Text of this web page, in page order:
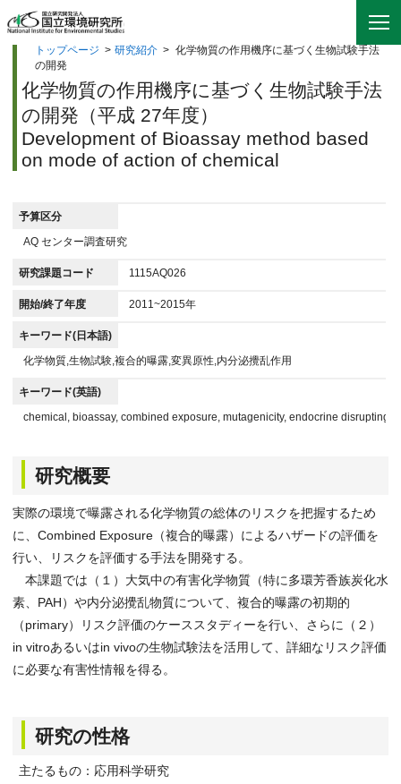
トップページ > 研究紹介 > 化学物質の作用機序に基づく生物試験手法
の開発
化学物質の作用機序に基づく生物試験手法
の開発（平成 27年度）
Development of Bioassay method based
on mode of action of chemical
予算区分
AQ センター調査研究
研究課題コード 1115AQ026
開始/終了年度 2011~2015年
キーワード(日本語)
化学物質,生物試験,複合的曝露,変異原性,内分泌攪乱作用
キーワード(英語)
chemical, bioassay, combined exposure, mutagenicity, endocrine disrupting
研究概要
実際の環境で曝露される化学物質の総体のリスクを把握するため
に、Combined Exposure（複合的曝露）によるハザードの評価を
行い、リスクを評価する手法を開発する。
本課題では（１）大気中の有害化学物質（特に多環芳香族炭化水
素、PAH）や内分泌攪乱物質について、複合的曝露の初期的
（primary）リスク評価のケーススタディーを行い、さらに（２）
in vitroあるいはin vivoの生物試験法を活用して、詳細なリスク評価
に必要な有害性情報を得る。
研究の性格
主たるもの：応用科学研究